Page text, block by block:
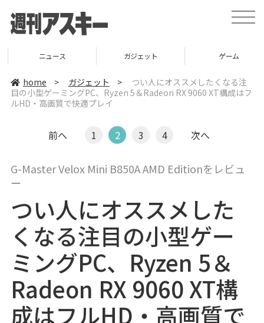
t
o
a
v
i
ニュース ガジェット ゲーム
home > ガジェット >
つい人にオススメしたくなる注
目の小型ゲーミングPC、Ryzen 5＆Radeon RX 9060 XT構成はフ
ルHD・高画質で快適プレイ
前へ 1 2 3 4 次へ
G-Master Velox Mini B850A AMD Editionをレビュ
ー
つい人にオススメした
くなる注目の小型ゲー
ミングPC、Ryzen 5＆
Radeon RX 9060 XT構
成はフルHD・高画質で